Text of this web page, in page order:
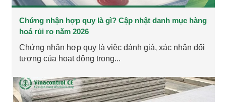
Chứng nhận hợp quy là gì? Cập nhật danh mục hàng
hoá rủi ro năm 2026
Chứng nhận hợp quy là việc đánh giá, xác nhận đối
tượng của hoạt động trong...